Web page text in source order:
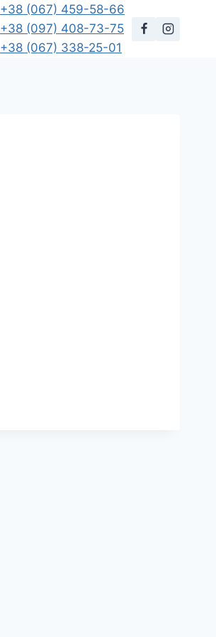
+38 (067) 459-58-66
+38 (097) 408-73-75
+38 (067) 338-25-01